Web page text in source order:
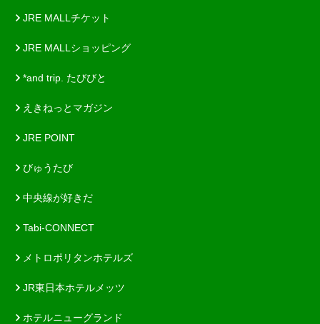
JRE MALLチケット
JRE MALLショッピング
*and trip. たびびと
えきねっとマガジン
JRE POINT
びゅうたび
中央線が好きだ
Tabi-CONNECT
メトロポリタンホテルズ
JR東日本ホテルメッツ
ホテルニューグランド